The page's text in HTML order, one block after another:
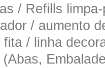
/ Refills
/ aumento
fita / linha